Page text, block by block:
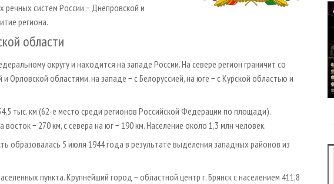
систем России − Днепровской и
региона.
области
округу и находится на западе России. На севере регион граничит со
Орловской областями, на западе − с Белоруссией, на юге − с Курской областью и
тыс. км (62-е место среди регионов Российской Федерации по площади).
− 270 км, с севера на юг − 190 км. Население около 1,3 млн человек.
образовалась 5 июля 1944 года в результате выделения западных районов из
пункта. Крупнейший город − областной центр г. Брянск с населением 411,8